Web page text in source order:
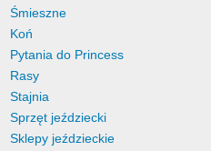
Śmieszne
Koń
Pytania do Princess
Rasy
Stajnia
Sprzęt jeździecki
Sklepy jeździeckie